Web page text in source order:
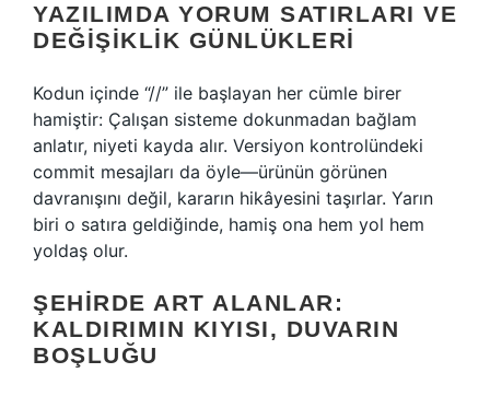
YAZILIMDA YORUM SATIRLARI VE
DEĞIŞIKLIK GÜNLÜKLERI
Kodun içinde “//” ile başlayan her cümle birer
hamiştir: Çalışan sisteme dokunmadan bağlam
anlatır, niyeti kayda alır. Versiyon kontrolündeki
commit mesajları da öyle—ürünün görünen
davranışını değil, kararın hikâyesini taşırlar. Yarın
biri o satıra geldiğinde, hamiş ona hem yol hem
yoldaş olur.
ŞEHIRDE ART ALANLAR:
KALDIRIMIN KIYISI, DUVARIN
BOŞLUĞU